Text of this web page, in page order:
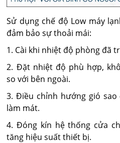
Sử dụng chế độ Low máy
đảm bảo sự thoải mái:
1. Cài khi nhiệt độ phòng đã
2. Đặt nhiệt độ phù hợp,
so với bên ngoài.
3. Điều chỉnh hướng gió
làm mát.
4. Đóng kín hệ thống cửa
tăng hiệu suất thiết bị.